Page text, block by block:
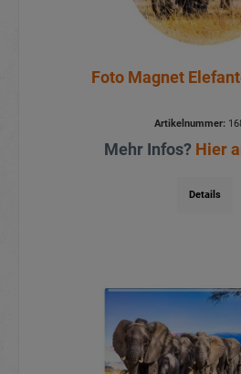
Foto Magnet
Artikelnummer:
Mehr Infos? Hier
Details